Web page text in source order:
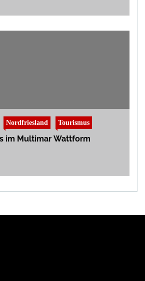
Nordfriesland Tourismus
im Multimar Wattform